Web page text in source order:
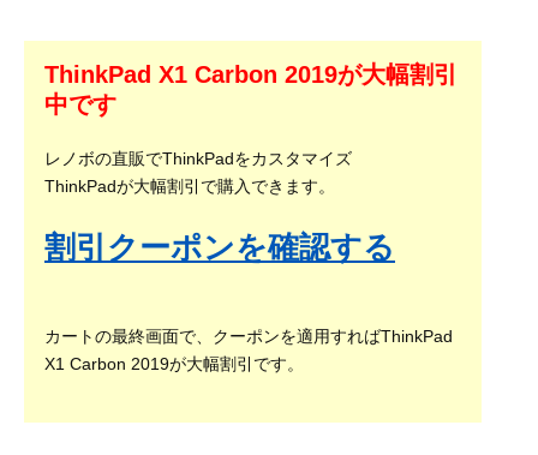
ThinkPad X1 Carbon 2019が大幅割引
中です
レノボの直販でThinkPadをカスタマイズ
ThinkPadが大幅割引で購入できます。
割引クーポンを確認する
カートの最終画面で、クーポンを適用すればThinkPad
X1 Carbon 2019が大幅割引です。